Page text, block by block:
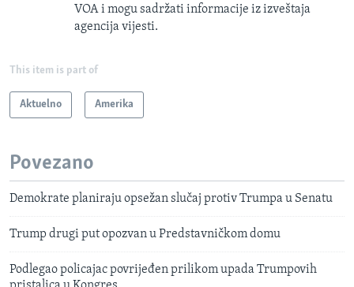
VOA i mogu sadržati informacije iz izveštaja
agencija vijesti.
This item is part of
Aktuelno Amerika
Povezano
Demokrate planiraju opsežan slučaj protiv Trumpa u Senatu
Trump drugi put opozvan u Predstavničkom domu
Podlegao policajac povrijeđen prilikom upada Trumpovih